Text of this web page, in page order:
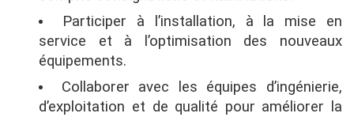
Participer à l’installation, à la mise en
service et à l’optimisation des nouveaux
équipements.
Collaborer avec les équipes d’ingénierie,
d’exploitation et de qualité pour améliorer la